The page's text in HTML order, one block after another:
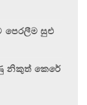
පෙරලීම සුළු
නිකුත් කෙරේ